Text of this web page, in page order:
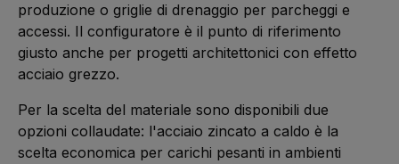
produzione o griglie di drenaggio per parcheggi e
accessi. Il configuratore è il punto di riferimento
giusto anche per progetti architettonici con effetto
acciaio grezzo.
Per la scelta del materiale sono disponibili due
opzioni collaudate: l'acciaio zincato a caldo è la
scelta economica per carichi pesanti in ambienti